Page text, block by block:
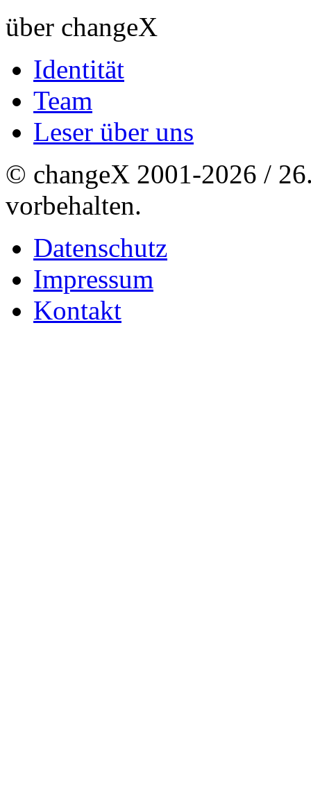
über changeX
Identität
Team
Leser über uns
© changeX 2001-2026 /
vorbehalten.
Datenschutz
Impressum
Kontakt